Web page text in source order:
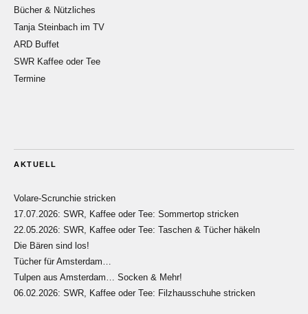
Bücher & Nützliches
Tanja Steinbach im TV
ARD Buffet
SWR Kaffee oder Tee
Termine
AKTUELL
Volare-Scrunchie stricken
17.07.2026: SWR, Kaffee oder Tee: Sommertop stricken
22.05.2026: SWR, Kaffee oder Tee: Taschen & Tücher häkeln
Die Bären sind los!
Tücher für Amsterdam…
Tulpen aus Amsterdam… Socken & Mehr!
06.02.2026: SWR, Kaffee oder Tee: Filzhausschuhe stricken